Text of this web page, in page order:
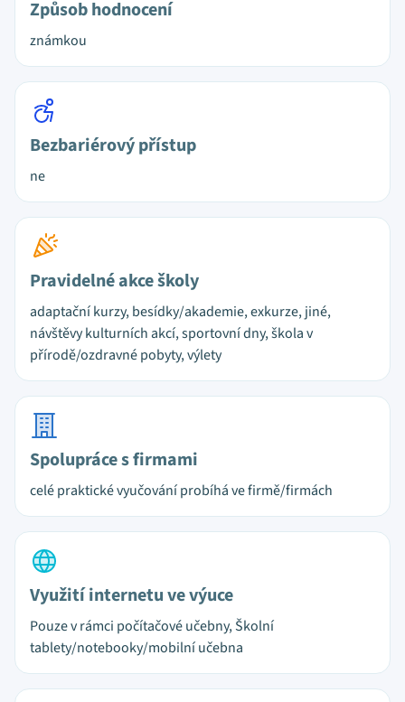
Způsob hodnocení
známkou
Bezbariérový přístup
ne
Pravidelné akce školy
adaptační kurzy, besídky/akademie, exkurze, jiné,
návštěvy kulturních akcí, sportovní dny, škola v
přírodě/ozdravné pobyty, výlety
Spolupráce s firmami
celé praktické vyučování probíhá ve firmě/firmách
Využití internetu ve výuce
Pouze v rámci počítačové učebny, Školní
tablety/notebooky/mobilní učebna